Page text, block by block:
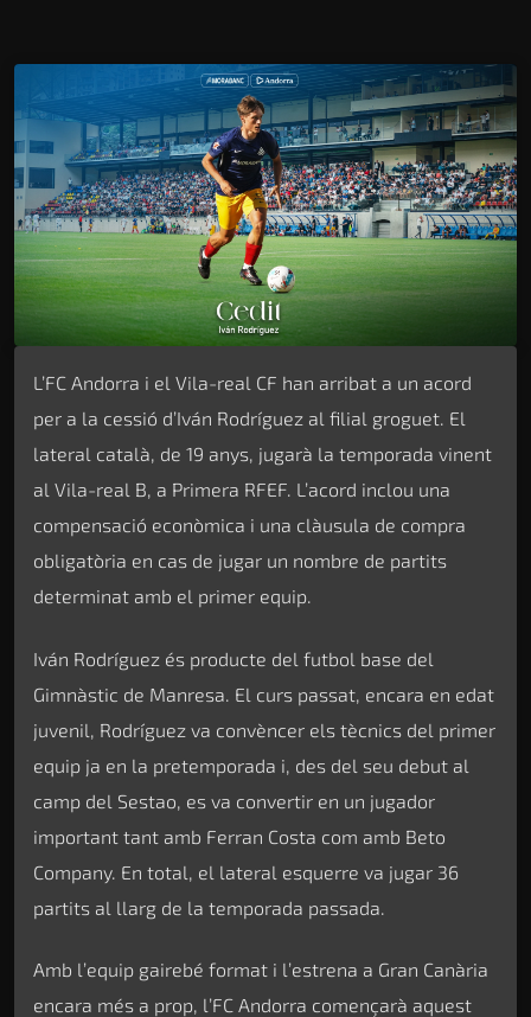
L’FC Andorra i el Vila-real CF han arribat a un acord
per a la cessió d’Iván Rodríguez al filial groguet. El
lateral català, de 19 anys, jugarà la temporada vinent
al Vila-real B, a Primera RFEF. L’acord inclou una
compensació econòmica i una clàusula de compra
obligatòria en cas de jugar un nombre de partits
determinat amb el primer equip.
Iván Rodríguez és producte del futbol base del
Gimnàstic de Manresa. El curs passat, encara en edat
juvenil, Rodríguez va convèncer els tècnics del primer
equip ja en la pretemporada i, des del seu debut al
camp del Sestao, es va convertir en un jugador
important tant amb Ferran Costa com amb Beto
Company. En total, el lateral esquerre va jugar 36
partits al llarg de la temporada passada.
Amb l’equip gairebé format i l’estrena a Gran Canària
encara més a prop, l’FC Andorra començarà aquest